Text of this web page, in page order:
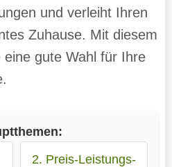
und verleiht Ihren
Zuhause. Mit diesem
gute Wahl für Ihre
2. Preis-Leistungs-